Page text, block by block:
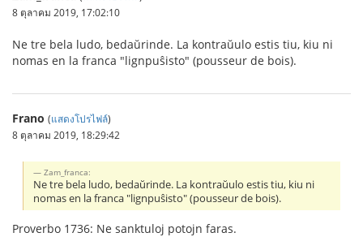
8 ตุลาคม 2019, 17:02:10
Ne tre bela ludo, bedaŭrinde. La kontraŭulo estis tiu, kiu ni
nomas en la franca "lignpuŝisto" (pousseur de bois).
Frano (แสดงโปรไฟล์)
8 ตุลาคม 2019, 18:29:42
Zam_franca:
Ne tre bela ludo, bedaŭrinde. La kontraŭulo estis tiu, kiu ni
nomas en la franca "lignpuŝisto" (pousseur de bois).
Proverbo 1736: Ne sanktuloj potojn faras.